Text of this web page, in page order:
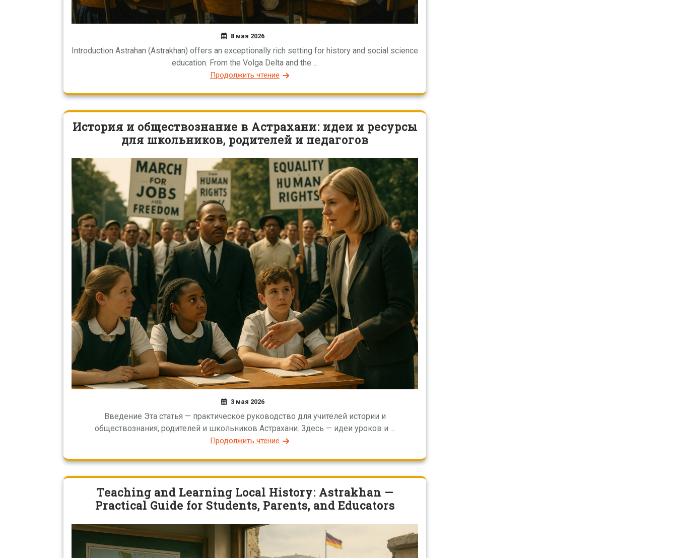
8 мая 2026
Introduction Astrahan (Astrakhan) offers an exceptionally rich setting for history and social science
education. From the Volga Delta and the ...
Продолжить чтение
История и обществознание в Астрахани: идеи и ресурсы
для школьников, родителей и педагогов
3 мая 2026
Введение Эта статья — практическое руководство для учителей истории и
обществознания, родителей и школьников Астрахани. Здесь — идеи уроков и ...
Продолжить чтение
Teaching and Learning Local History: Astrakhan —
Practical Guide for Students, Parents, and Educators